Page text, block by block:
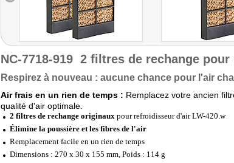
NC-7718-919 2 filtres de rechange
Respirez à nouveau : aucune chance pour l'air
Air frais en un rien de temps : Remplacez votre ancien
qualité d'air optimale.
2 filtres de rechange originaux pour refroidisseur d'air LW-420.w
Élimine la poussière et les fibres de l'air
Remplacement facile en un rien de temps
Dimensions : 270 x 30 x 155 mm, Poids : 114 g